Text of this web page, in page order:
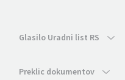
Glasilo Uradni list RS
Preklic dokumentov